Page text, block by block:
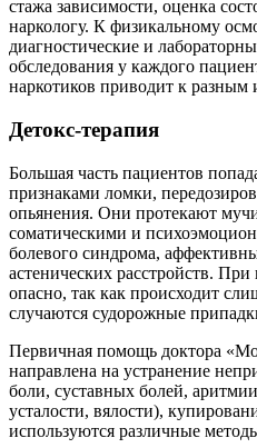
стажа зависимости, оценка
наркологу. К физикальному
диагностические и
обследования у каждого
наркотиков приводит к разным
Детокс-терапия
Большая часть пациентов
признаками ломки,
опьянения. Они протекают
соматическими и
болевого синдрома,
астенических расстройств.
опасно, так как происходит
случаются судорожные
Первичная помощь доктора
направлена на устранение
боли, суставных болей,
усталости, вялости),
используются различные